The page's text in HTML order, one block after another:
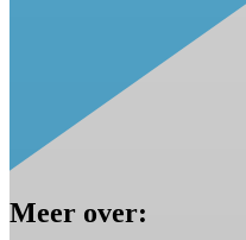
Meer over: